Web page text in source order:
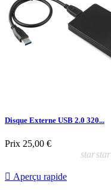
Disque Externe USB 2.0 320...
Prix 25,00 €
starstar
 Aperçu rapide